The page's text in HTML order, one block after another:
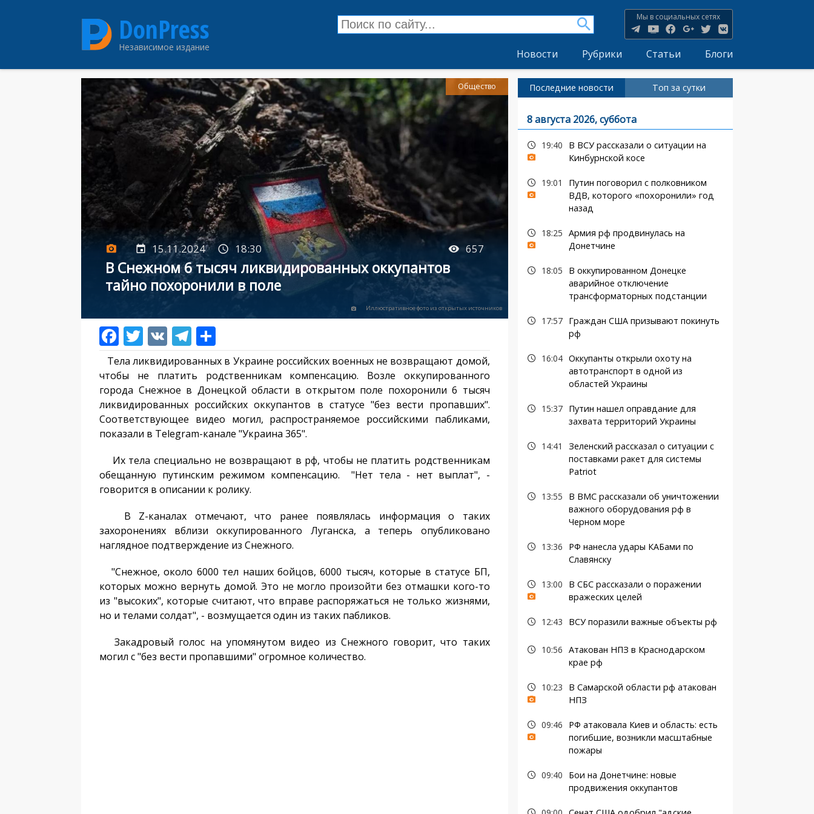
DonPress
Независимое издание
Мы в социальных сетях
Новости Рубрики Статьи Блоги
15.11.2024 18:30 657
В Снежном 6 тысяч ликвидированных оккупантов
тайно похоронили в поле
Иллюстративное фото из открытых источников
Общество
Тела ликвидированных в Украине российских военных не возвращают домой,
чтобы не платить родственникам компенсацию. Возле оккупированного
города Снежное в Донецкой области в открытом поле похоронили 6 тысяч
ликвидированных российских оккупантов в статусе "без вести пропавших".
Соответствующее видео могил, распространяемое российскими пабликами,
показали в Telegram-канале "Украина 365".
Их тела специально не возвращают в рф, чтобы не платить родственникам
обещанную путинским режимом компенсацию. "Нет тела - нет выплат", -
говорится в описании к ролику.
В Z-каналах отмечают, что ранее появлялась информация о таких
захоронениях вблизи оккупированного Луганска, а теперь опубликовано
наглядное подтверждение из Снежного.
"Снежное, около 6000 тел наших бойцов, 6000 тысяч, которые в статусе БП,
которых можно вернуть домой. Это не могло произойти без отмашки кого-то
из "высоких", которые считают, что вправе распоряжаться не только жизнями,
но и телами солдат", - возмущается один из таких пабликов.
Закадровый голос на упомянутом видео из Снежного говорит, что таких
могил с "без вести пропавшими" огромное количество.
Последние новости Топ за сутки
8 августа 2026, суббота
19:40
В ВСУ рассказали о ситуации на
Кинбурнской косе
19:01
Путин поговорил с полковником
ВДВ, которого «похоронили» год
назад
18:25 Армия рф продвинулась на
Донетчине
18:05
В оккупированном Донецке
аварийное отключение
трансформаторных подстанции
17:57
Граждан США призывают покинуть
рф
16:04 Оккупанты открыли охоту на
автотранспорт в одной из
областей Украины
15:37
Путин нашел оправдание для
захвата территорий Украины
14:41
Зеленский рассказал о ситуации с
поставками ракет для системы
Patriot
13:55
В ВМС рассказали об уничтожении
важного оборудования рф в
Черном море
13:36
РФ нанесла удары КАБами по
Славянску
13:00
В СБС рассказали о поражении
вражеских целей
12:43 ВСУ поразили важные объекты рф
10:56 Атакован НПЗ в Краснодарском
крае рф
10:23
В Самарской области рф атакован
НПЗ
09:46
РФ атаковала Киев и область: есть
погибшие, возникли масштабные
пожары
09:40
Бои на Донетчине: новые
продвижения оккупантов